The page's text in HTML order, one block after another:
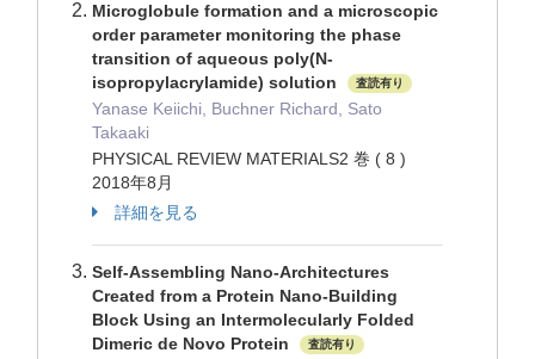
Microglobule formation and a microscopic
order parameter monitoring the phase
transition of aqueous poly(N-
isopropylacrylamide) solution
査読有り
Yanase Keiichi, Buchner Richard, Sato
Takaaki
PHYSICAL REVIEW MATERIALS2 巻 ( 8 )
2018年8月
詳細を見る
Self-Assembling Nano-Architectures
Created from a Protein Nano-Building
Block Using an Intermolecularly Folded
Dimeric de Novo Protein
査読有り